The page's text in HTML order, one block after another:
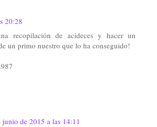
20:28
recopilación de acideces y hacer un
un primo nuestro que lo ha conseguido!
junio de 2015 a las 14:11